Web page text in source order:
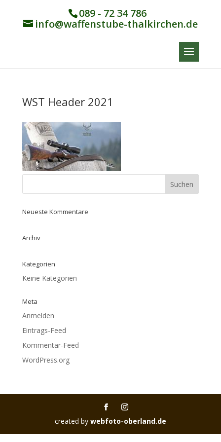
089 - 72 34 786
info@waffenstube-thalkirchen.de
WST Header 2021
Neueste Kommentare
Archiv
Kategorien
Keine Kategorien
Meta
Anmelden
Eintrags-Feed
Kommentar-Feed
WordPress.org
created by webfoto-oberland.de